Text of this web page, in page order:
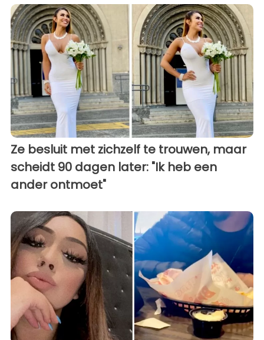
Ze besluit met zichzelf te trouwen, maar
scheidt 90 dagen later: "Ik heb een
ander ontmoet"